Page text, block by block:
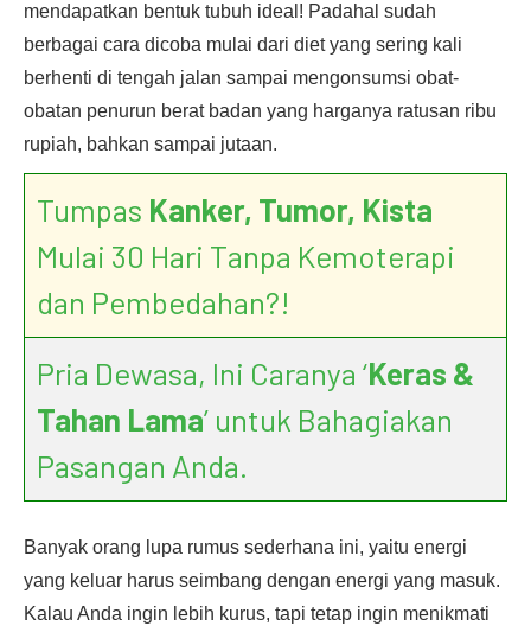
mendapatkan bentuk tubuh ideal! Padahal sudah
berbagai cara dicoba mulai dari diet yang sering kali
berhenti di tengah jalan sampai mengonsumsi obat-
obatan penurun berat badan yang harganya ratusan ribu
rupiah, bahkan sampai jutaan.
Tumpas Kanker, Tumor, Kista
Mulai 30 Hari Tanpa Kemoterapi
dan Pembedahan?!
Pria Dewasa, Ini Caranya ‘Keras &
Tahan Lama’ untuk Bahagiakan
Pasangan Anda.
Banyak orang lupa rumus sederhana ini, yaitu energi
yang keluar harus seimbang dengan energi yang masuk.
Kalau Anda ingin lebih kurus, tapi tetap ingin menikmati